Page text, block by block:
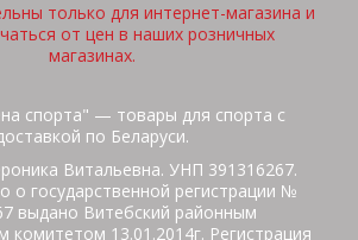
только для интернет-магазина и
от цен в наших розничных
магазинах.
спорта" — товары для спорта с
по Беларуси.
Витальевна. УНП 391316267.
о государственной регистрации №
выдано Витебский районным
комитетом 13.01.2014г. Регистрация